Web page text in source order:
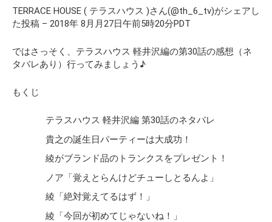
TERRACE HOUSE ( テラスハウス )さん(@th_6_tv)がシェアし
た投稿 – 2018年 8月月27日午前5時20分PDT
ではさっそく、テラスハウス 軽井沢編の第30話の感想（ネ
タバレあり）行ってみましょう♪
もくじ
テラスハウス 軽井沢編 第30話のネタバレ
貴之の誕生日パーティーは大成功！
綾がブランド品のトランクスをプレゼント！
ノア「覚えとらんけどチューしとるんよ」
綾「絶対覚えてるはず！」
綾「今回が初めてじゃないね！」